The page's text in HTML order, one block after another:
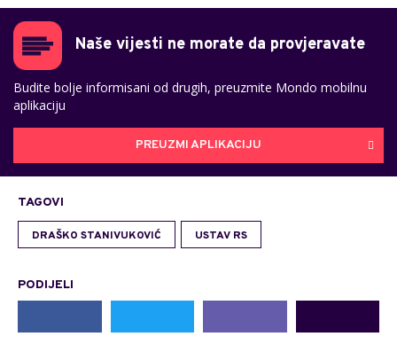
Naše vijesti ne morate da provjeravate
Budite bolje informisani od drugih, preuzmite Mondo mobilnu
aplikaciju
PREUZMI APLIKACIJU
TAGOVI
DRAŠKO STANIVUKOVIĆ USTAV RS
PODIJELI